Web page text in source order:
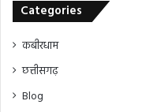
Categories
कबीरधाम
छत्तीसगढ़
Blog